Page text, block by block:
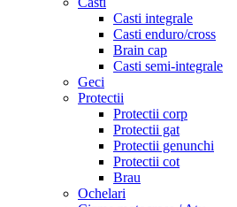
Casti integrale
Casti enduro/cross
Brain cap
Casti semi-integrale
Geci
Protectii
Protectii corp
Protectii gat
Protectii genunchi
Protectii cot
Brau
Ochelari